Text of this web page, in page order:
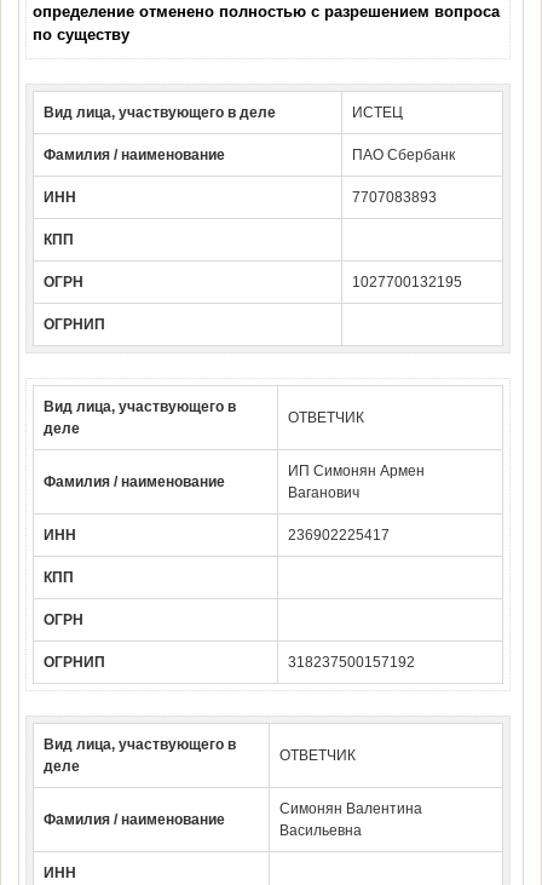
определение отменено полностью с разрешением вопроса
по существу
Вид лица, участвующего в деле ИСТЕЦ
Фамилия / наименование ПАО Сбербанк
ИНН 7707083893
КПП
ОГРН 1027700132195
ОГРНИП
Вид лица, участвующего в
деле
ОТВЕТЧИК
Фамилия / наименование
ИП Симонян Армен
Ваганович
ИНН 236902225417
КПП
ОГРН
ОГРНИП 318237500157192
Вид лица, участвующего в
деле
ОТВЕТЧИК
Фамилия / наименование
Симонян Валентина
Васильевна
ИНН